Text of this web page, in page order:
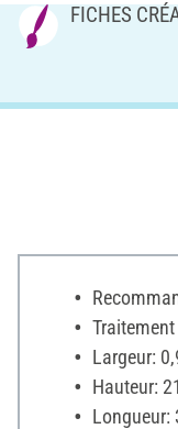
FICHES
Largeur:
Hauteur:
Longueur: